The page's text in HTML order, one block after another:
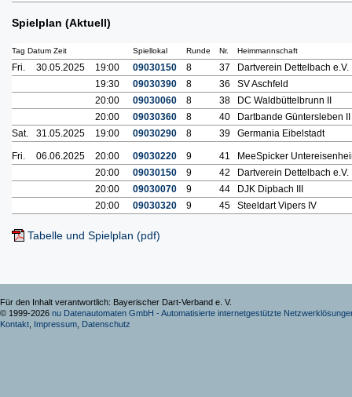
Spielplan (Aktuell)
Tag Datum Zeit Spiellokal Runde Nr. Heimmannschaft
Fri. 30.05.2025 19:00 09030150 8 37
Dartverein Dettelbach e.V.
19:30
09030390 8 36
SV Aschfeld
20:00
09030060 8 38
DC Waldbüttelbrunn II
20:00
09030360 8 40
Dartbande Güntersleben II
Sat.
31.05.2025 19:00 09030290 8 39 Germania Eibelstadt
Fri. 06.06.2025 20:00 09030220 9 41
MeeSpicker
20:00
09030150 9 42
Dartverein Dettelbach e.V.
20:00
09030070 9 44
DJK Dipbach III
20:00
09030320 9 45 Steeldart Vipers IV
Tabelle und Spielplan (pdf)
Für den Inhalt verantwortlich: Bayerischer Dart-Verband e. V.
© 1999-2026 nu Datenautomaten GmbH - Automatisierte internetgestützte
Kontakt Impressum Datenschutz